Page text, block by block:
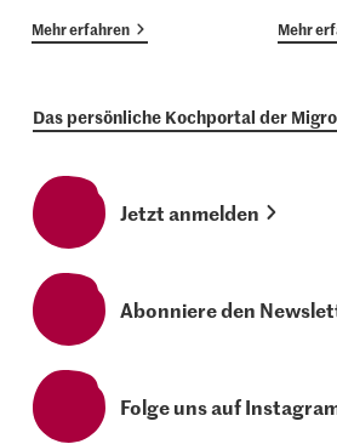
Mehr erfahren Mehr
Das persönliche Kochportal der
Jetzt anmelden
Abonniere den
Folge uns auf